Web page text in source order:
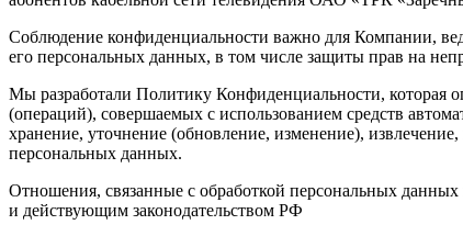
Соблюдение конфиденциальности важно для Компании,
его персональных данных, в том числе защиты прав на
Мы разработали Политику Конфиденциальности, которая
(операций), совершаемых с использованием средств
хранение, уточнение (обновление, изменение),
персональных данных.
Отношения, связанные с обработкой персональных
и действующим законодательством РФ